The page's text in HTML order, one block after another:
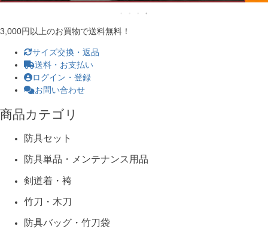
3,000円以上のお買物で送料無料！
サイズ交換・返品
送料・お支払い
ログイン・登録
お問い合わせ
商品カテゴリ
防具セット
防具単品・メンテナンス用品
剣道着・袴
竹刀・木刀
防具バッグ・竹刀袋